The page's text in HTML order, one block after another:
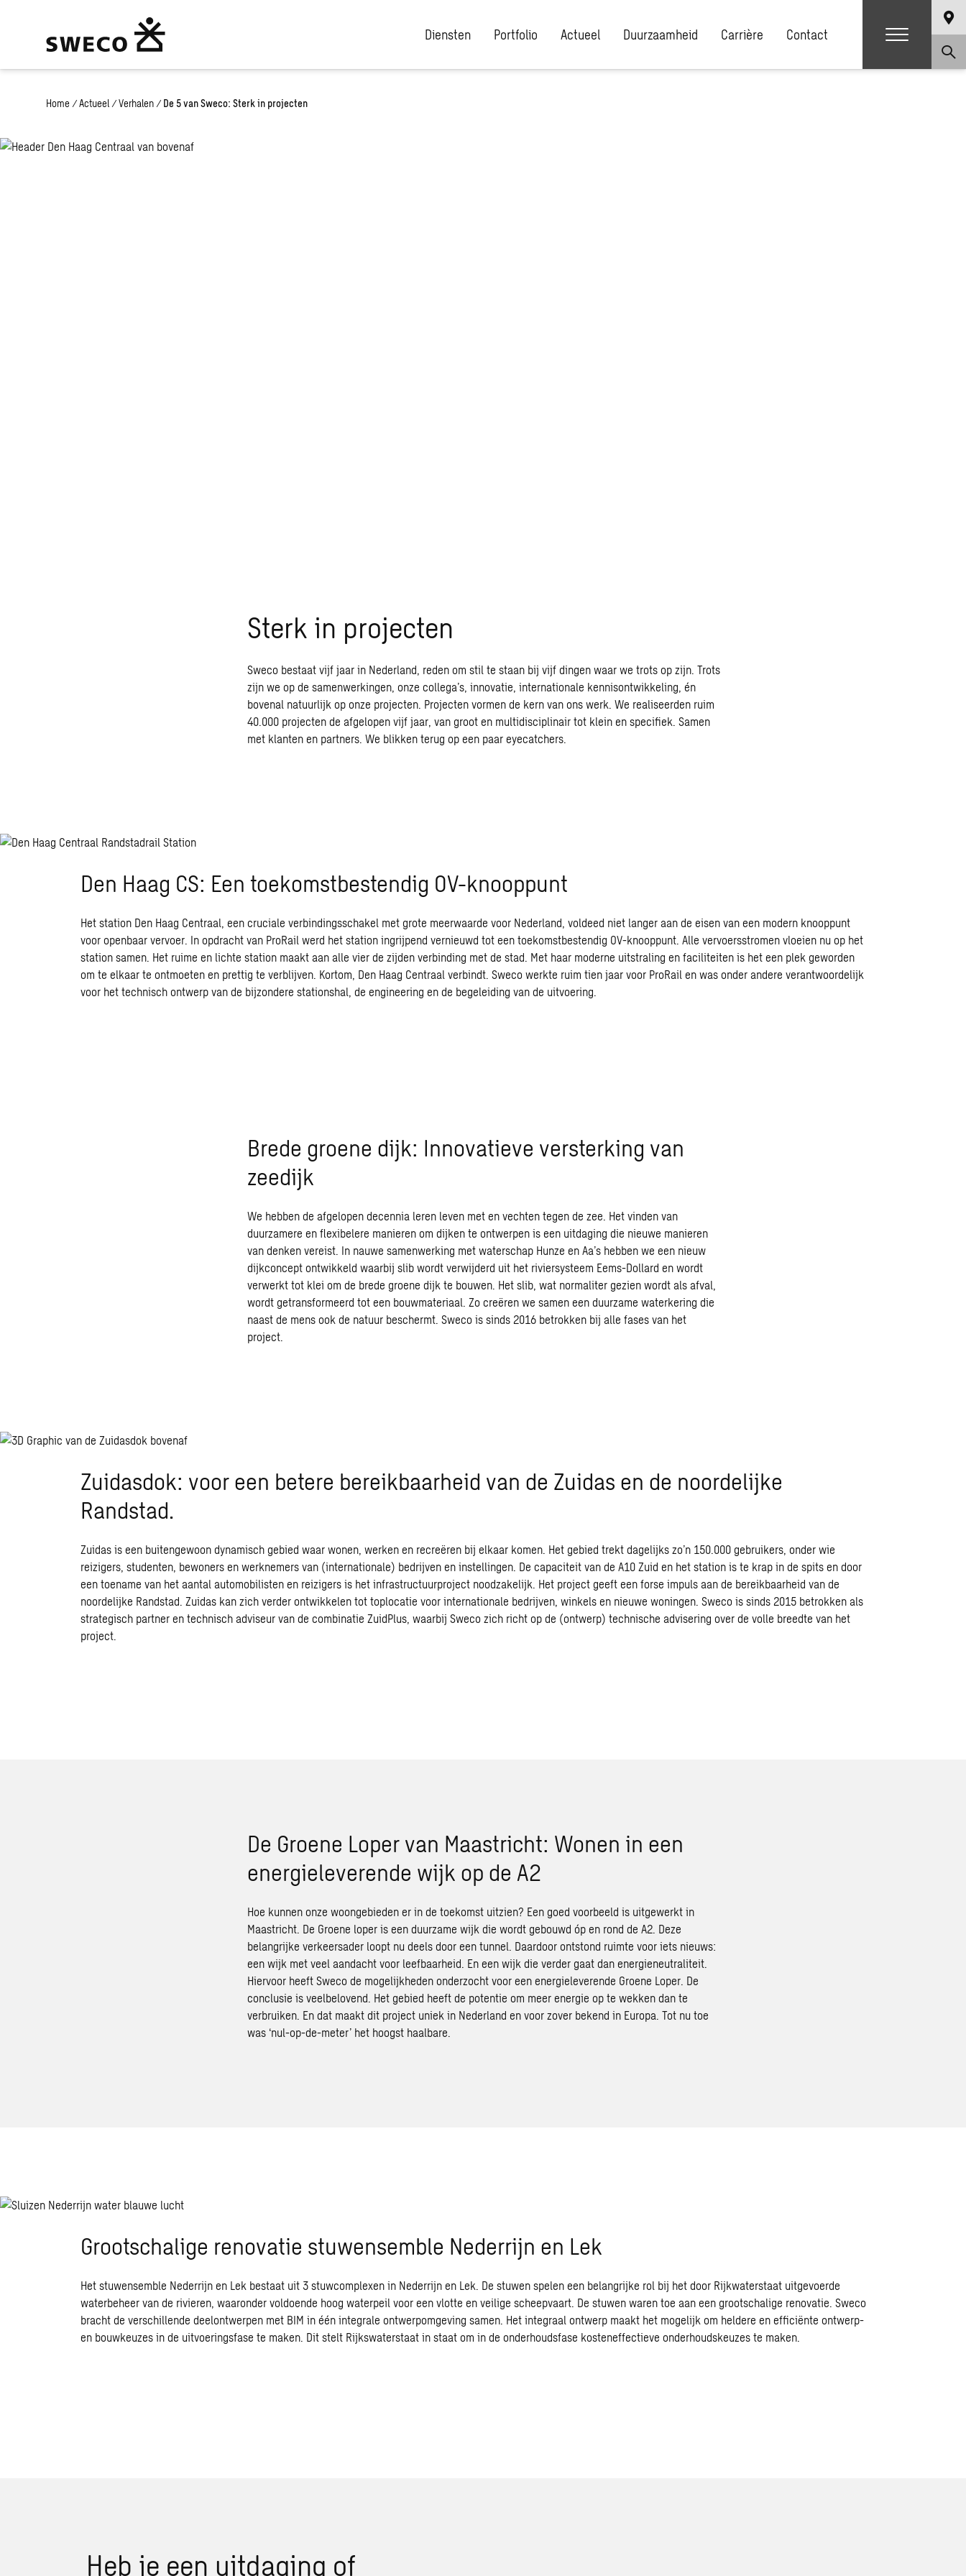
Diensten Portfolio Actueel Duurzaamheid Carrière Contact
Home / Actueel / Verhalen / De 5 van Sweco: Sterk in projecten
Sterk in projecten
Sweco bestaat vijf jaar in Nederland, reden om stil te staan bij vijf dingen waar we trots op zijn. Trots
zijn we op de samenwerkingen, onze collega’s, innovatie, internationale kennisontwikkeling, én
bovenal natuurlijk op onze projecten. Projecten vormen de kern van ons werk. We realiseerden ruim
40.000 projecten de afgelopen vijf jaar, van groot en multidisciplinair tot klein en specifiek. Samen
met klanten en partners. We blikken terug op een paar eyecatchers.
Den Haag CS: Een toekomstbestendig OV-knooppunt
Het station Den Haag Centraal, een cruciale verbindingsschakel met grote meerwaarde voor Nederland, voldeed niet langer aan de eisen van een modern knooppunt
voor openbaar vervoer. In opdracht van ProRail werd het station ingrijpend vernieuwd tot een toekomstbestendig OV-knooppunt. Alle vervoersstromen vloeien nu op het
station samen. Het ruime en lichte station maakt aan alle vier de zijden verbinding met de stad. Met haar moderne uitstraling en faciliteiten is het een plek geworden
om te elkaar te ontmoeten en prettig te verblijven. Kortom, Den Haag Centraal verbindt. Sweco werkte ruim tien jaar voor ProRail en was onder andere verantwoordelijk
voor het technisch ontwerp van de bijzondere stationshal, de engineering en de begeleiding van de uitvoering.
Brede groene dijk: Innovatieve versterking van
zeedijk
We hebben de afgelopen decennia leren leven met en vechten tegen de zee. Het vinden van
duurzamere en flexibelere manieren om dijken te ontwerpen is een uitdaging die nieuwe manieren
van denken vereist. In nauwe samenwerking met waterschap Hunze en Aa’s hebben we een nieuw
dijkconcept ontwikkeld waarbij slib wordt verwijderd uit het riviersysteem Eems-Dollard en wordt
verwerkt tot klei om de brede groene dijk te bouwen. Het slib, wat normaliter gezien wordt als afval,
wordt getransformeerd tot een bouwmateriaal. Zo creëren we samen een duurzame waterkering die
naast de mens ook de natuur beschermt. Sweco is sinds 2016 betrokken bij alle fases van het
project.
Zuidasdok: voor een betere bereikbaarheid van de Zuidas en de noordelijke
Randstad.
Zuidas is een buitengewoon dynamisch gebied waar wonen, werken en recreëren bij elkaar komen. Het gebied trekt dagelijks zo’n 150.000 gebruikers, onder wie
reizigers, studenten, bewoners en werknemers van (internationale) bedrijven en instellingen. De capaciteit van de A10 Zuid en het station is te krap in de spits en door
een toename van het aantal automobilisten en reizigers is het infrastructuurproject noodzakelijk. Het project geeft een forse impuls aan de bereikbaarheid van de
noordelijke Randstad. Zuidas kan zich verder ontwikkelen tot toplocatie voor internationale bedrijven, winkels en nieuwe woningen. Sweco is sinds 2015 betrokken als
strategisch partner en technisch adviseur van de combinatie ZuidPlus, waarbij Sweco zich richt op de (ontwerp) technische advisering over de volle breedte van het
project.
De Groene Loper van Maastricht: Wonen in een
energieleverende wijk op de A2
Hoe kunnen onze woongebieden er in de toekomst uitzien? Een goed voorbeeld is uitgewerkt in
Maastricht. De Groene loper is een duurzame wijk die wordt gebouwd óp en rond de A2. Deze
belangrijke verkeersader loopt nu deels door een tunnel. Daardoor ontstond ruimte voor iets nieuws:
een wijk met veel aandacht voor leefbaarheid. En een wijk die verder gaat dan energieneutraliteit.
Hiervoor heeft Sweco de mogelijkheden onderzocht voor een energieleverende Groene Loper. De
conclusie is veelbelovend. Het gebied heeft de potentie om meer energie op te wekken dan te
verbruiken. En dat maakt dit project uniek in Nederland en voor zover bekend in Europa. Tot nu toe
was ‘nul-op-de-meter’ het hoogst haalbare.
Grootschalige renovatie stuwensemble Nederrijn en Lek
Het stuwensemble Nederrijn en Lek bestaat uit 3 stuwcomplexen in Nederrijn en Lek. De stuwen spelen een belangrijke rol bij het door Rijkwaterstaat uitgevoerde
waterbeheer van de rivieren, waaronder voldoende hoog waterpeil voor een vlotte en veilige scheepvaart. De stuwen waren toe aan een grootschalige renovatie. Sweco
bracht de verschillende deelontwerpen met BIM in één integrale ontwerpomgeving samen. Het integraal ontwerp maakt het mogelijk om heldere en efficiënte ontwerp-
en bouwkeuzes in de uitvoeringsfase te maken. Dit stelt Rijkswaterstaat in staat om in de onderhoudsfase kosteneffectieve onderhoudskeuzes te maken.
Heb je een uitdaging of